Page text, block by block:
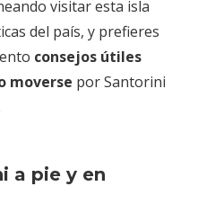
visitar esta isla
del país, y prefieres
consejos útiles
moverse por Santorini
a pie y en